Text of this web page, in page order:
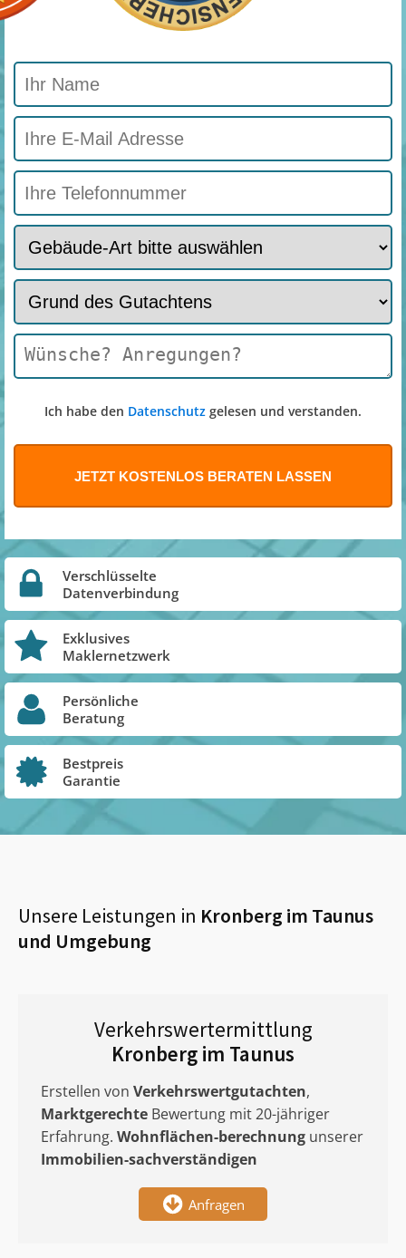
Ich habe den Datenschutz gelesen und verstanden.
Verschlüsselte
Datenverbindung
Exklusives
Maklernetzwerk
Persönliche
Beratung
Bestpreis
Garantie
Unsere Leistungen in Kronberg im Taunus
und Umgebung
Verkehrswertermittlung
Kronberg im Taunus
Erstellen von Verkehrswertgutachten,
Marktgerechte Bewertung mit 20-jähriger
Erfahrung. Wohnflächen-berechnung unserer
Immobilien-sachverständigen
Anfragen